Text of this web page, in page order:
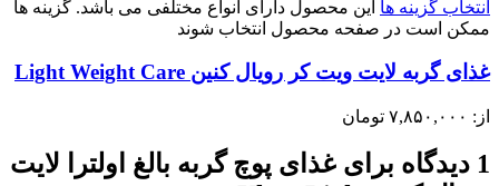
انتخاب گزینه ها این محصول دارای انواع مختلفی می باشد. گزینه ها
ممکن است در صفحه محصول انتخاب شوند
غذای گربه لایت ویت کر رویال کنین Light Weight Care
از: ۷,۸۵۰,۰۰۰ تومان
1 دیدگاه برای
غذای پوچ گربه بالغ اولترا لایت